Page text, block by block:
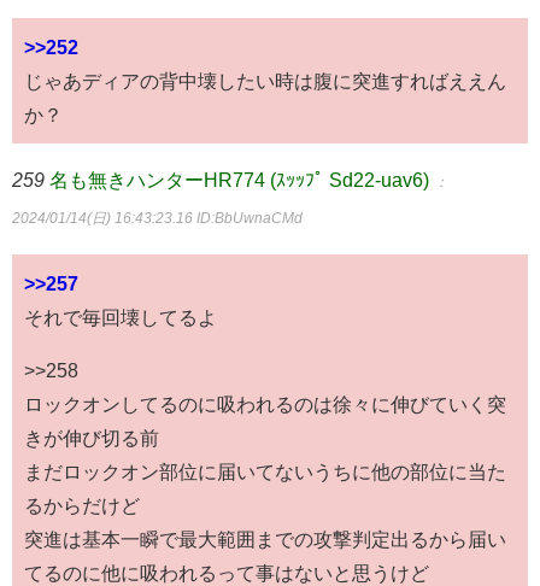
>>252
じゃあディアの背中壊したい時は腹に突進すればええん
か？
259 名も無きハンターHR774 (ｽｯｯﾌﾟ Sd22-uav6) ：
2024/01/14(日) 16:43:23.16 ID:BbUwnaCMd
>>257
それで毎回壊してるよ
>>258
ロックオンしてるのに吸われるのは徐々に伸びていく突
きが伸び切る前
まだロックオン部位に届いてないうちに他の部位に当た
るからだけど
突進は基本一瞬で最大範囲までの攻撃判定出るから届い
てるのに他に吸われるって事はないと思うけど